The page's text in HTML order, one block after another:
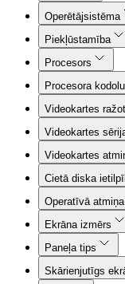
Operētājsistēma
Piekļūstamība
Procesors
Procesora
Videokartes
Videokartes
Videokartes
Cietā diska
Operatīvā
Ekrāna izmērs
Paneļa tips
Skārienjutīgs